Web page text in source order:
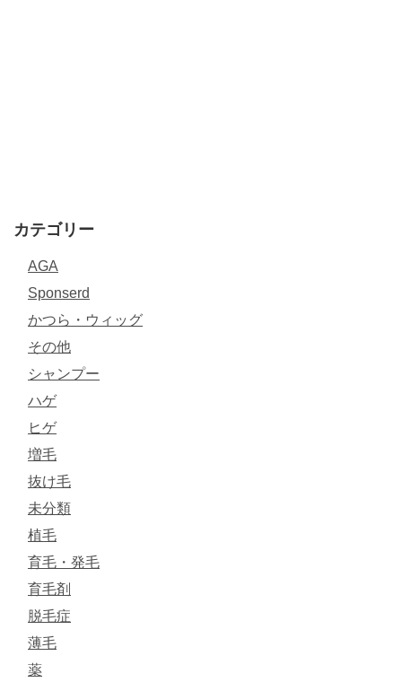
カテゴリー
AGA
Sponserd
かつら・ウィッグ
その他
シャンプー
ハゲ
ヒゲ
増毛
抜け毛
未分類
植毛
育毛・発毛
育毛剤
脱毛症
薄毛
薬